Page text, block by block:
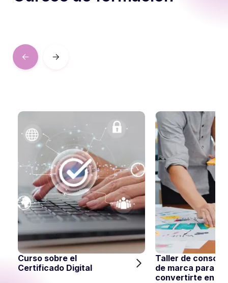
Curso sobre el
Certificado Digital
Taller de
de marca para
convertirte en